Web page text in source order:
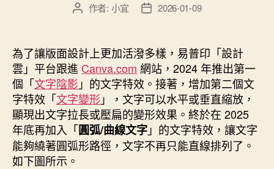
文
者
作者: 小宜
文
佈
日
期
2026-01-09
為了讓版面設計上更加活潑多樣，易普印「設計
雲」平台跟進 Canva.com 網站，2024 年推出第一
個「文字陰影 」的文字特效。接著，增加第二個文
字特效「文字變形」，文字可以水平或垂直縮放，
顯現出文字拉長或壓扁的變形效果。終於在 2025
年底再加入「圓弧/曲線文字」的文字特效，讓文字
能夠繞著圓弧形路徑，文字不再只能直線排列了。
如下圖所示。